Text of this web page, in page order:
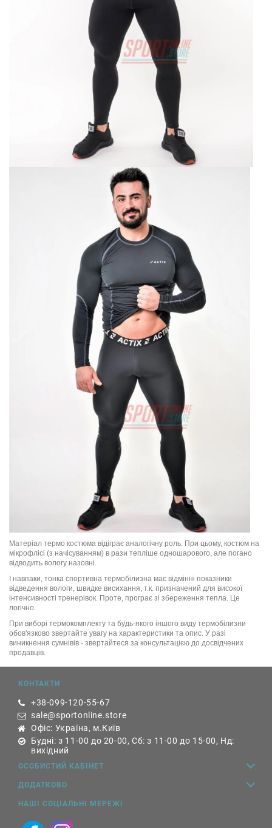
Матеріал термо костюма відіграє аналогічну роль. При цьому, костюм на
мікрофлісі (з начісуванням) в рази тепліше одношарового, але погано
відводить вологу назовні.
І навпаки, тонка спортивна термобілизна має відмінні показники
відведення вологи, швидке висихання, т.к. призначений для високої
інтенсивності тренерівок. Проте, програє зі збереження тепла. Це
логічно.
При виборі термокомплекту та будь-якого іншого виду термобілизни
обов'язково звертайте увагу на характеристики та опис. У разі
виникнення сумнівів - звертайтеся за консультацією до досвідчених
продавців.
КОНТАКТИ
+38-099-120-55-67
sale@sportonline.store
Офіс: Україна, м.Київ
Будні: з 11-00 до 20-00, Сб: з 11-00 до 15-00, Нд:
вихідний
ОСОБИСТИЙ КАБІНЕТ
ДОДАТКОВО
НАШІ СОЦІАЛЬНІ МЕРЕЖІ